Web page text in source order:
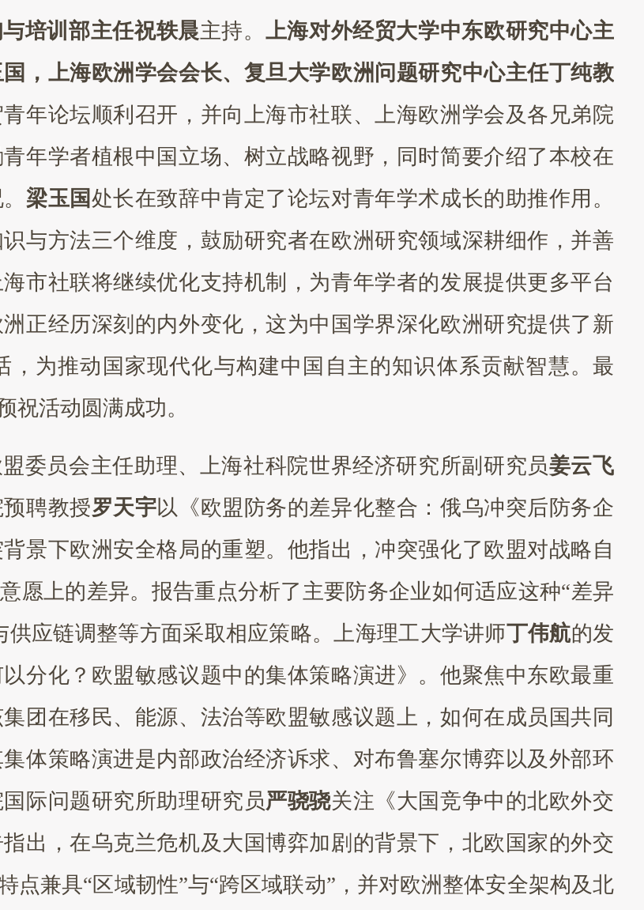
培训部主任祝轶晨主持。 上海对外经贸大学中东欧研究中心主
，上海欧洲学会会长、复旦大学欧洲问题研究中心主任丁纯教
年论坛顺利召开，并向上海市社联、上海欧洲学会及各兄弟院
年学者植根中国立场、树立战略视野，同时简要介绍了本校在
梁玉国处长在致辞中肯定了论坛对青年学术成长的助推作用。
与方法三个维度，鼓励研究者在欧洲研究领域深耕细作，并善
市社联将继续优化支持机制，为青年学者的发展提供更多平台
正经历深刻的内外变化，这为中国学界深化欧洲研究提供了新
为推动国家现代化与构建中国自主的知识体系贡献智慧。最
祝活动圆满成功。
委员会主任助理、上海社科院世界经济研究所副研究员姜云飞
聘教授罗天宇以《欧盟防务的差异化整合：俄乌冲突后防务企
景下欧洲安全格局的重塑。他指出，冲突强化了欧盟对战略自
愿上的差异。报告重点分析了主要防务企业如何适应这种“差异
应链调整等方面采取相应策略。上海理工大学讲师丁伟航的发
分化？欧盟敏感议题中的集体策略演进》。他聚焦中东欧最重
团在移民、能源、法治等欧盟敏感议题上，如何在成员国共同
体策略演进是内部政治经济诉求、对布鲁塞尔博弈以及外部环
际问题研究所助理研究员严骁骁关注《大国竞争中的北欧外交
出，在乌克兰危机及大国博弈加剧的背景下，北欧国家的外交
点兼具“区域韧性”与“跨区域联动”，并对欧洲整体安全架构及北